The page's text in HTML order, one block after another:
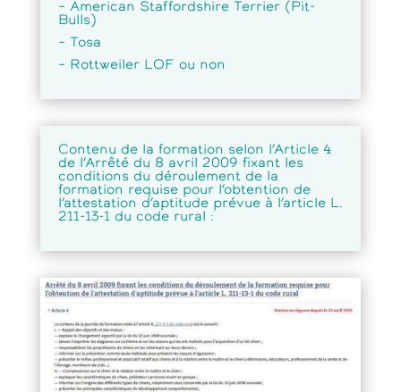
– American Staffordshire Terrier (Pit-
Bulls)
– Tosa
– Rottweiler LOF ou non
Contenu de la formation selon l’Article 4
de l’Arrêté du 8 avril 2009 fixant les
conditions du déroulement de la
formation requise pour l’obtention de
l’attestation d’aptitude prévue à l’article L.
211-13-1 du code rural :